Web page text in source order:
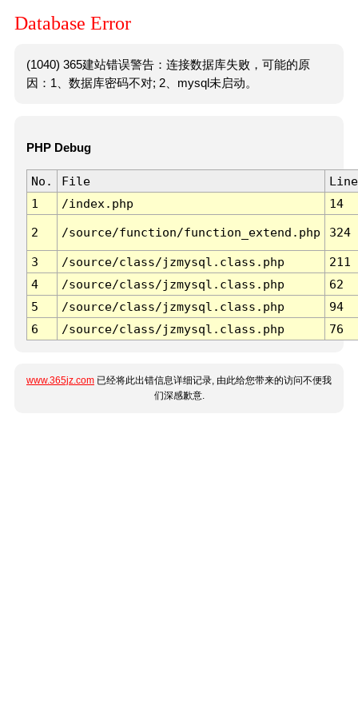
Database Error
(1040) 365建站错误警告：连接数据库失败，可能的原
因：1、数据库密码不对; 2、mysql未启动。
PHP Debug
No. File
Line
1
/index.php 14
2 /source/function/function_extend.php 324
3 /source/class/jzmysql.class.php
211
4
/source/class/jzmysql.class.php
62
5
/source/class/jzmysql.class.php
94
6
/source/class/jzmysql.class.php 76
www.365jz.com 已经将此出错信息详细记录, 由此给您带来的访问不便我
们深感歉意.